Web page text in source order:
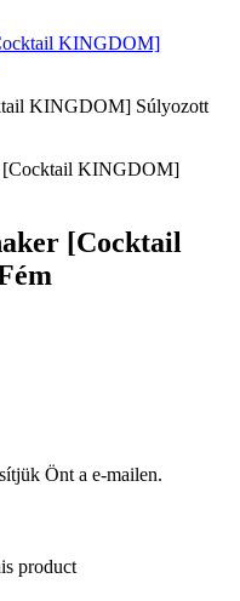
KINGDOM]
[Cocktail
Önt a e-mailen.
product